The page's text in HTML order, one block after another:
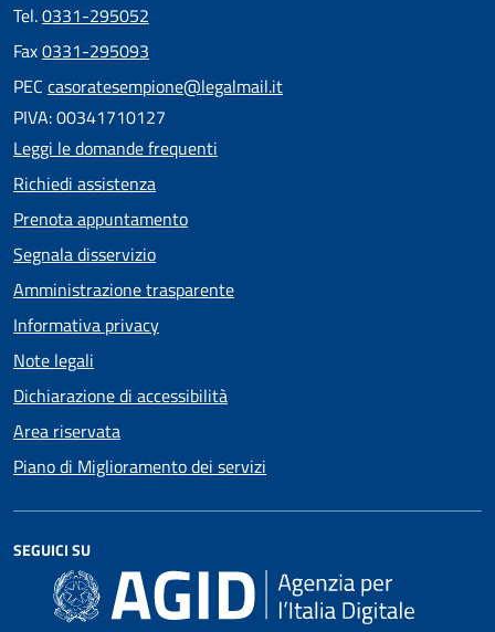
Tel.0331-295052
Fax0331-295093
PEC casoratesempione@legalmail.it
PIVA: 00341710127
Leggi le domande frequenti
Richiedi assistenza
Prenota appuntamento
Segnala disservizio
Amministrazione trasparente
Informativa privacy
Note legali
Dichiarazione di accessibilità
Area riservata
Piano di Miglioramento dei servizi
SEGUICI SU